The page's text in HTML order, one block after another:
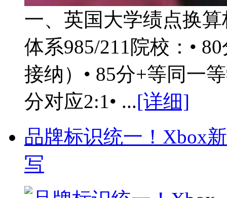
一、英国大学绩点换
体系985/211院校：•
接纳）• 85分+等同一
分对应2:1• ...[详细]
品牌标识统一！Xbox
写